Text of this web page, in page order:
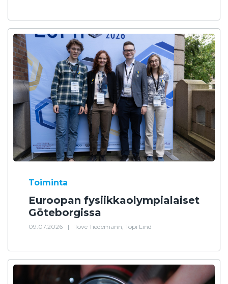
Toiminta
Euroopan fysiikkaolympialaiset
Göteborgissa
09.07.2026 | Tove Tiedemann, Topi Lind